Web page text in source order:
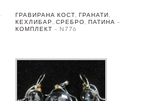
ГРАВИРАНА КОСТ, ГРАНАТИ,
КЕХЛИБАР, СРЕБРО, ПАТИНА –
КОМПЛЕКТ – N776